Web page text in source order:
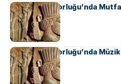
Pers İmparatorluğu’nda
Pers İmparatorluğu’nda